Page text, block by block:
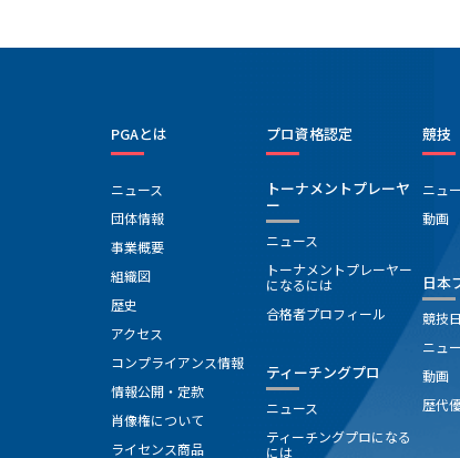
PGAとは
ニュース
団体情報
事業概要
組織図
歴史
アクセス
コンプライアンス情報
情報公開・定款
肖像権について
ライセンス商品
プロ資格認定
トーナメントプレーヤ
ー
ニュース
トーナメントプレーヤー
になるには
合格者プロフィール
ティーチングプロ
ニュース
ティーチングプロになる
には
競技
ニュ
動画
日本
競技
ニュ
動画
歴代